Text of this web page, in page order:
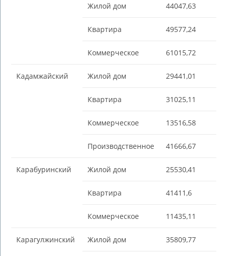
Жилой дом 44047,63
Квартира 49577,24
Коммерческое 61015,72
Кадамжайский Жилой дом 29441,01
Квартира 31025,11
Коммерческое 13516,58
Производственное 41666,67
Карабуринский Жилой дом 25530,41
Квартира 41411,6
Коммерческое 11435,11
Карагулжинский Жилой дом 35809,77